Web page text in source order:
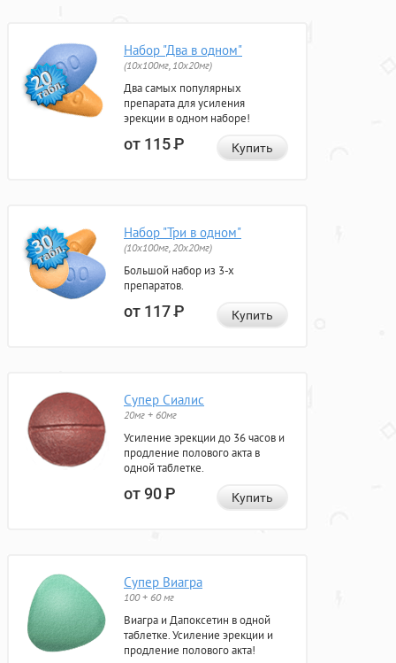
Набор "Два в одном"
(10x100мг, 10x20мг)
Два самых популярных
препарата для усиления
эрекции в одном наборе!
от 115Р Купить
Набор "Три в одном"
(10x100мг, 20x20мг)
Большой набор из 3-х
препаратов.
от 117Р Купить
Супер Сиалис
20мг + 60мг
Усиление эрекции до 36 часов и
продление полового акта в
одной таблетке.
от 90Р Купить
Супер Виагра
100 + 60 мг
Виагра и Дапоксетин в одной
таблетке. Усиление эрекции и
продление полового акта!